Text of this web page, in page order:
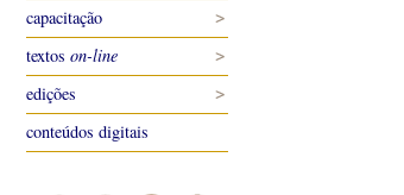
capacitação
textos on-line
edições
conteúdos digitais